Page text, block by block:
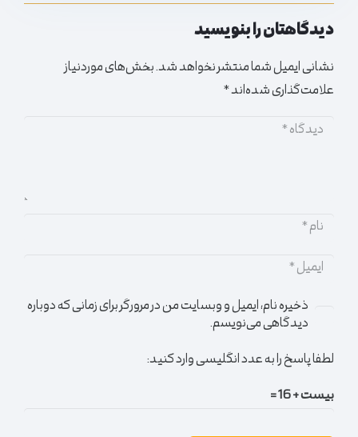
دیدگاهتان را بنویسید
نشانی ایمیل شما منتشر نخواهد شد.بخش‌های موردنیاز
علامت‌گذاری شده‌اند*
ذخیره نام، ایمیل و وبسایت من در مرورگر برای زمانی که دوباره
دیدگاهی می‌نویسم.
لطفا پاسخ را به عدد انگلیسی وارد کنید:
بیست + 16 =